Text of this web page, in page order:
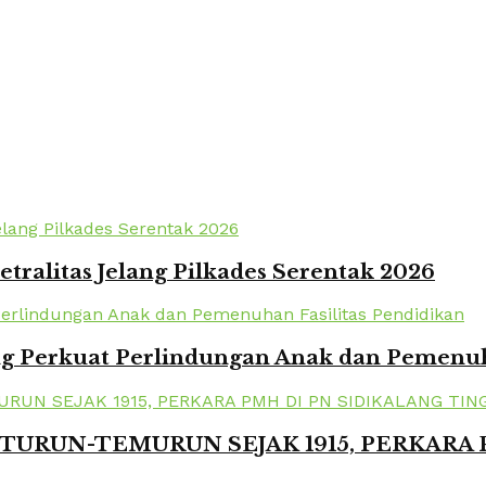
Jelang Pilkades Serentak 2026
Perkuat Perlindungan Anak dan
TEMURUN SEJAK 1915,